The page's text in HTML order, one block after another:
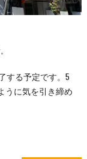
する予定です。5
うに気を引き締め